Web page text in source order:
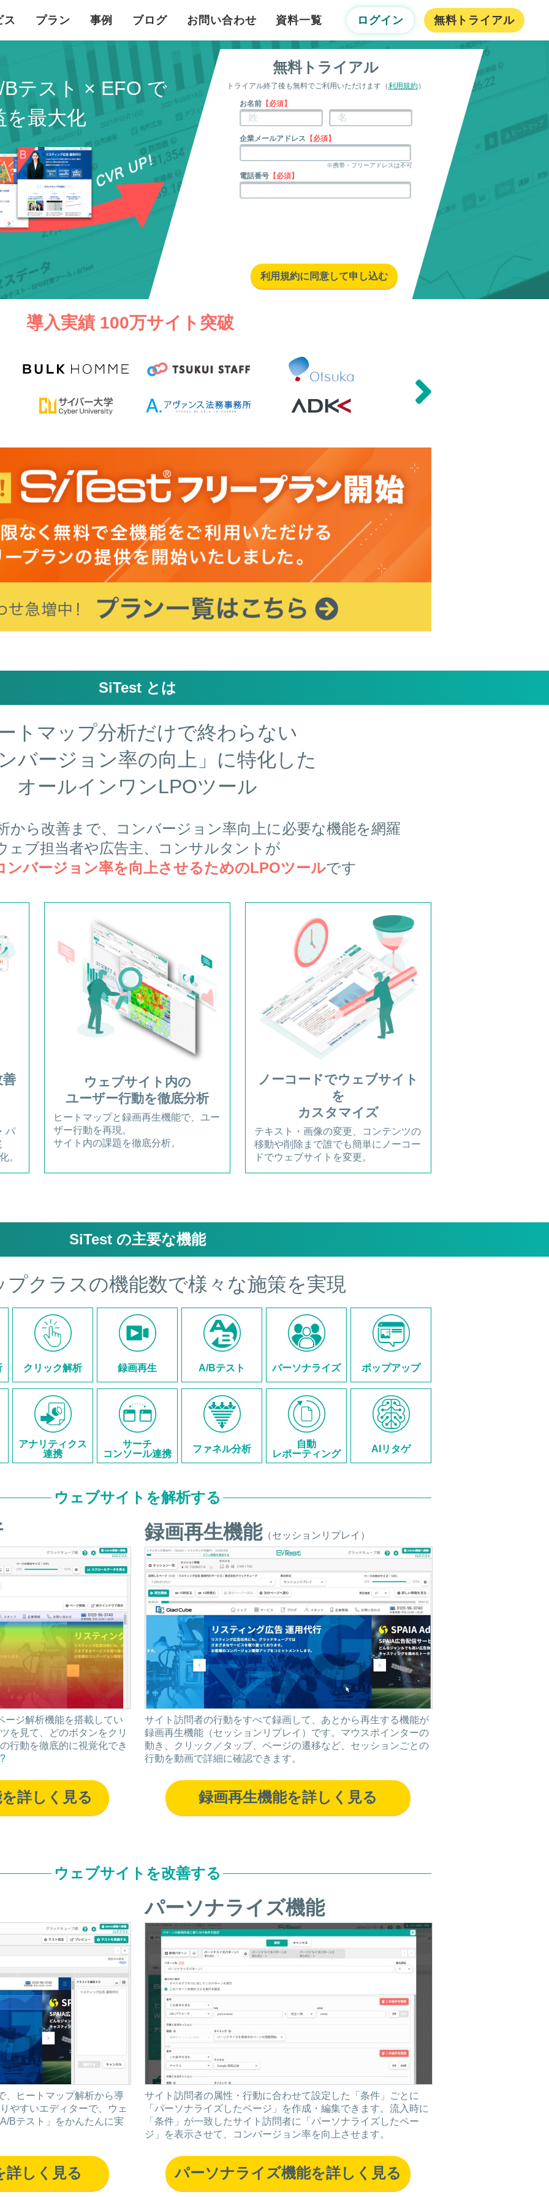
テスト × EFO で
を最大化
無料トライアル
トライアル終了後も無料でご利用いただけます（利用規約）
お名前【必須】
企業メールアドレス 【必須】
※携帯・フリーアドレスは不可
電話番号【必須】
利用規約に同意して申し込む
導入実績100万サイト突破
SiTest とは
トマップ分析だけで終わらない
バージョン率の向上」に特化した
オールインワンLPOツール
から改善まで、コンバージョン率向上に必要な機能を網羅
ェブ担当者や広告主、コンサルタントが
ンバージョン率を向上させるためのLPOツールです
パ
。
ウェブサイト内の
ユーザー行動を徹底分析
ヒートマップと録画再生機能で、ユー
ザー行動を再現。
サイト内の課題を徹底分析。
ノーコードでウェブサイト
を
カスタマイズ
テキスト・画像の変更、コンテンツの
移動や削除まで誰でも簡単にノーコー
ドでウェブサイトを変更。
SiTest の主要な機能
プクラスの機能数で様々な施策を実現
クリック解析 録画再生 A/Bテスト パーソナライズ ポップアップ
アナリティクス
連携
サーチ
コンソール連携
ファネル分析
自動
レポーティング
AIリタゲ
ウェブサイトを解析する
ージ解析機能を搭載してい
を見て、どのボタンをクリ
行動を徹底的に視覚化でき
詳しく見る
録画再生機能（セッションリプレイ）
サイト訪問者の行動をすべて録画して、あとから再生する機能が
録画再生機能（セッションリプレイ）です。マウスポインターの
動き、クリック／タップ、ページの遷移など、セッションごとの
行動を動画で詳細に確認できます。
録画再生機能を詳しく見る
ウェブサイトを改善する
、ヒートマップ解析から導
やすいエディターで、ウェ
Bテスト」をかんたんに実
詳しく見る
パーソナライズ機能
サイト訪問者の属性・行動に合わせて設定した「条件」ごとに
「パーソナライズしたページ」を作成・編集できます。流入時に
「条件」が一致したサイト訪問者に「パーソナライズしたペー
ジ」を表示させて、コンバージョン率を向上させます。
パーソナライズ機能を詳しく見る
ス プラン 事例 ブログ お問い合わせ 資料一覧 ログイン 無料トライアル